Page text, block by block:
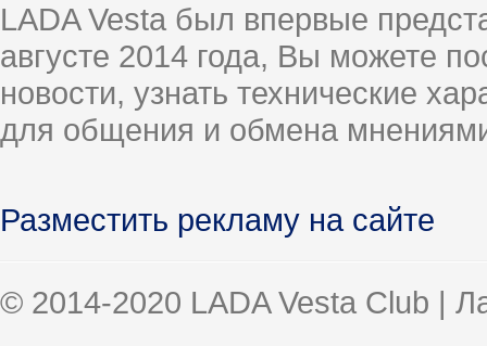
LADA Vesta был впервые
августе 2014 года, Вы можете
новости, узнать технические
для общения и обмена
Разместить рекламу на сайте
© 2014-2020 LADA Vesta Club |